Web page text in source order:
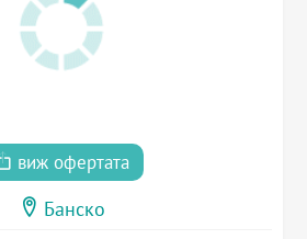
виж офертата
Банско